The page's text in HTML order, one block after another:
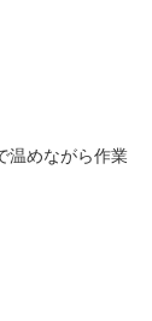
温めながら作業